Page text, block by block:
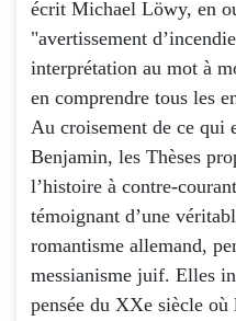
écrit Michael Löwy, en
"avertissement
interprétation au mot à
en comprendre tous les
Au croisement de ce qui
Benjamin, les Thèses
l’histoire à contre-
témoignant d’une
romantisme allemand,
messianisme juif. Elles
pensée du XXe siècle